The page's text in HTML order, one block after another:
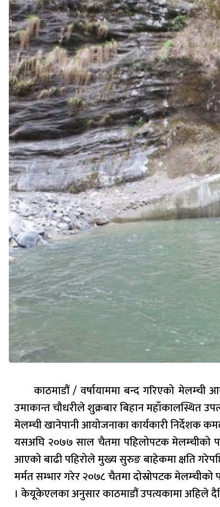
काठमाडौं / वर्षायाममा बन्द गरिएको
उमाकान्त चौधरीले शुक्रबार बिहान महाँकालस्थित
मेलम्ची खानेपानी आयोजनाका कार्यकारी निर्देशक
यसअघि २०७७ साल चैतमा पहिलोपटक मेलम्चीको
आएको बाढी पहिरोले मुख्य सुरुङ बाहेकमा क्षति
मर्मत सम्भार गरेर २०७८ चैतमा दोस्रोपटक मेलम्चीको
। केयूकेएलका अनुसार काठमाडौं उपत्यकामा अहिले